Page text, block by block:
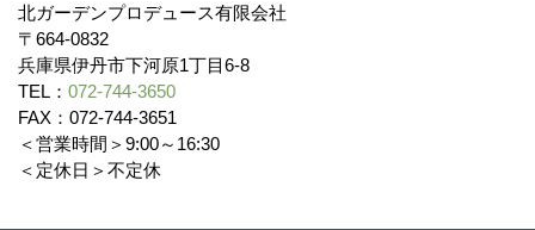
北ガーデンプロデュース有限会社
〒664-0832
兵庫県伊丹市下河原1丁目6-8
TEL： 072-744-3650
FAX：072-744-3651
＜営業時間＞9:00～16:30
＜定休日＞不定休